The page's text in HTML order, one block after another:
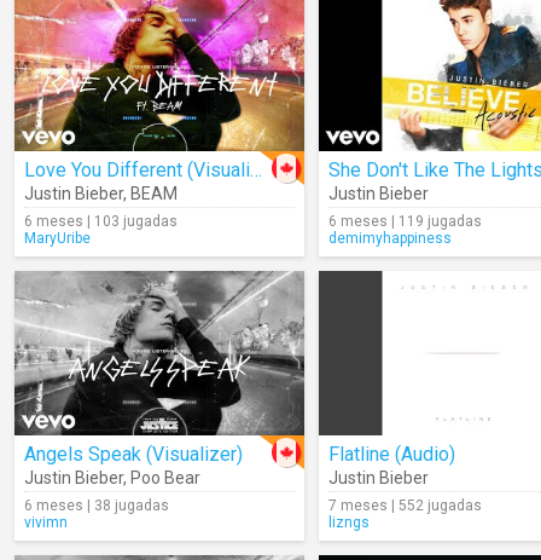
Love You Different (Visualizer)
Justin Bieber, BEAM
6 meses | 103 jugadas
MaryUribe
Justin Bieber
6 meses | 119 jugadas
demimyhappiness
Angels Speak (Visualizer)
Justin Bieber, Poo Bear
6 meses | 38 jugadas
vivimn
Flatline (Audio)
Justin Bieber
7 meses | 552 jugadas
lizngs